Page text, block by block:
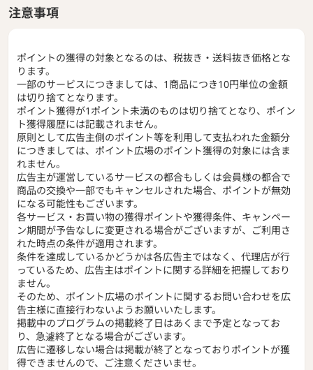
注意事項
ポイントの獲得の対象となるのは、税抜き・送料抜き価格とな
ります。
一部のサービスにつきましては、1商品につき10円単位の金額
は切り捨てとなります。
ポイント獲得が1ポイント未満のものは切り捨てとなり、ポイン
ト獲得履歴には記載されません。
原則として広告主側のポイント等を利用して支払われた金額分
につきましては、ポイント広場のポイント獲得の対象には含ま
れません。
広告主が運営しているサービスの都合もしくは会員様の都合で
商品の交換や一部でもキャンセルされた場合、ポイントが無効
になる可能性もございます。
各サービス・お買い物の獲得ポイントや獲得条件、キャンペー
ン期間が予告なしに変更される場合がございますが、ご利用さ
れた時点の条件が適用されます。
条件を達成しているかどうかは各広告主ではなく、代理店が行
っているため、広告主はポイントに関する詳細を把握しており
ません。
そのため、ポイント広場のポイントに関するお問い合わせを広
告主様に直接行わないようお願いいたします。
掲載中のプログラムの掲載終了日はあくまで予定となってお
り、急遽終了となる場合がございます。
広告に遷移しない場合は掲載が終了となっておりポイントが獲
得できませんので、ご注意くださいませ。